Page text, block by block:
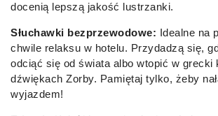
docenią lepszą jakość lustrzanki.
Słuchawki bezprzewodowe: Idealne na
chwile relaksu w hotelu. Przydadzą się,
odciąć się od świata albo wtopić w grecki
dźwiękach Zorby. Pamiętaj tylko, żeby
wyjazdem!